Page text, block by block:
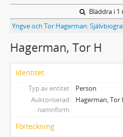
Bläddra i 1
Hagerman, Tor H
Identitet
Typ av entitet
Person
Auktoriserad
namnform
Hagerman, Tor
Förteckning